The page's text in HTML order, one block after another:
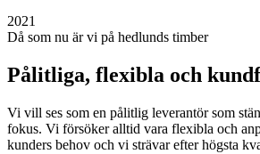
2021
Då som nu är vi på hedlunds timber
Pålitliga, flexibla och
Vi vill ses som en pålitlig leverantör som
fokus. Vi försöker alltid vara flexibla och
kunders behov och vi strävar efter högsta